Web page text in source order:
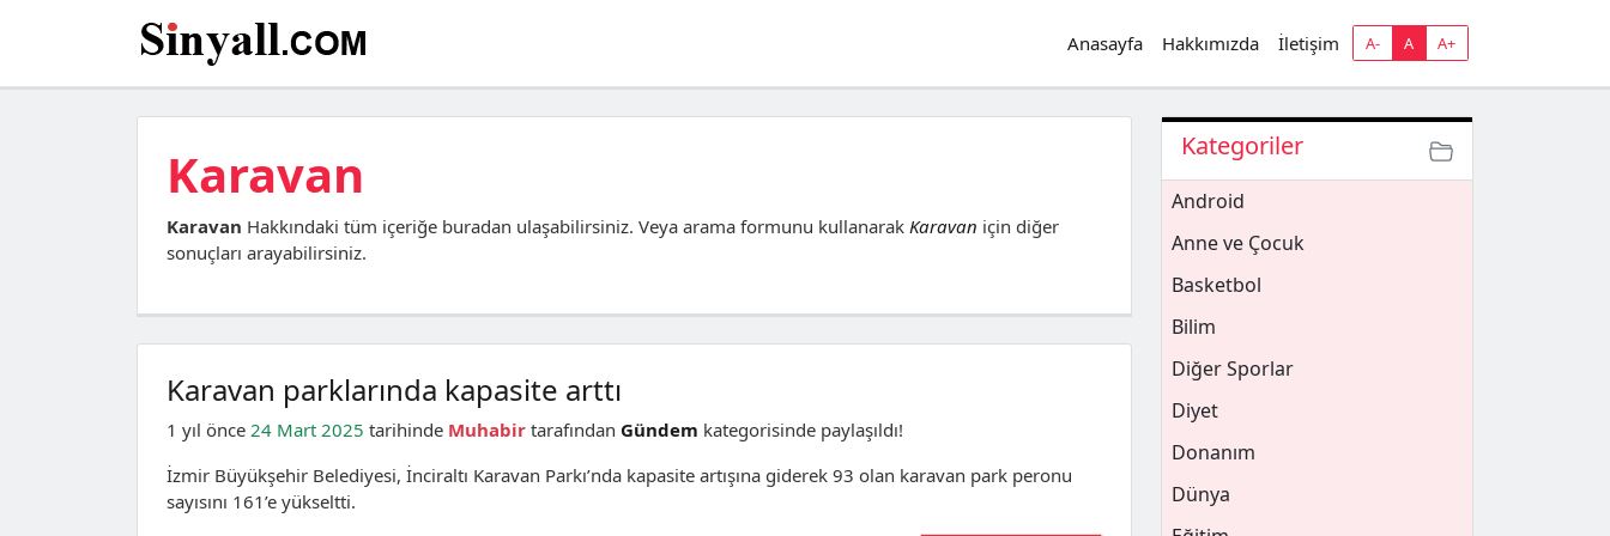
Anasayfa Hakkımızda İletişim A- A A+
Karavan
Karavan Hakkındaki tüm içeriğe buradan ulaşabilirsiniz. Veya arama formunu kullanarak Karavan için diğer
sonuçları arayabilirsiniz.
Karavan parklarında kapasite arttı
1 yıl önce 24 Mart 2025 tarihinde Muhabir tarafından Gündem kategorisinde paylaşıldı!
İzmir Büyükşehir Belediyesi, İnciraltı Karavan Parkı’nda kapasite artışına giderek 93 olan karavan park peronu
sayısını 161’e yükseltti.
Kategoriler
Android
Anne ve Çocuk
Basketbol
Bilim
Diğer Sporlar
Diyet
Donanım
Dünya